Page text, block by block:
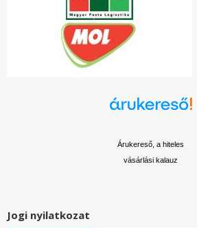
Árukereső, a hiteles
vásárlási kalauz
Jogi nyilatkozat